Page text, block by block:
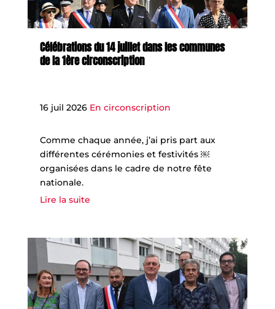
Célébrations du 14 juillet dans les communes
de la 1ère circonscription
16 juil 2026 En circonscription
Comme chaque année, j’ai pris part aux
différentes cérémonies et festivités ￼
organisées dans le cadre de notre fête
nationale.
Lire la suite